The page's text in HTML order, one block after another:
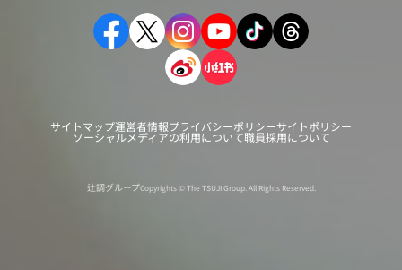
サイトマップ運営者情報プライバシーポリシーサイトポリシー
ソーシャルメディアの利用について職員採用について
辻調グループCopyrights © The TSUJI Group. All Rights Reserved.